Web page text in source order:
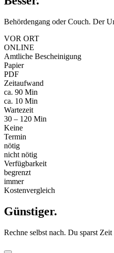
Behördengang oder Couch. Der
VOR ORT
ONLINE
Amtliche Bescheinigung
Papier
PDF
Zeitaufwand
ca. 90 Min
ca. 10 Min
Wartezeit
30 – 120 Min
Keine
Termin
nötig
nicht nötig
Verfügbarkeit
begrenzt
immer
Kostenvergleich
Günstiger.
Rechne selbst nach. Du sparst